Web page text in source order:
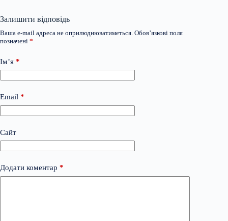
Залишити відповідь
Ваша e-mail адреса не оприлюднюватиметься. Обов’язкові поля
позначені *
Ім’я *
Email *
Сайт
Додати коментар *